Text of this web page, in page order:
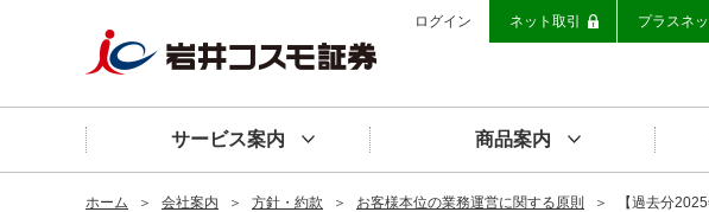
ログイン ネット取引 プラスネッ
サービス案内 商品案内
ホーム ＞ 会社案内 ＞ 方針・約款 ＞ お客様本位の業務運営に関する原則 ＞ 【過去分